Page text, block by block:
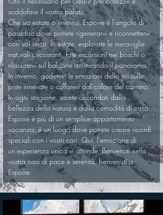
soddisfare il vostro palato.
Che sia estate o inverno, Espoire è l'angolo di
paradiso dove potrete rigenerarvi e riconnettervi
con voi stessi. In estate, esplorate le meraviglie
naturali circostanti, fate escursioni nei boschi o
rilassatevi sul balcone ammirando il panorama.
In inverno, godetevi le emozioni dello sci sulle
piste innevate o cullatevi dal calore del camino.
In ogni stagione, sarete circondati dalla
bellezza della natura e dalla comodità di casa.
Espoire è più di un semplice appartamento
vacanza; è un luogo dove potrete creare ricordi
speciali con i vostri cari. Qui, l'emozione di
un'esperienza unica vi attende. Benvenuti nella
vostra oasi di pace e serenità, benvenuti a
Espoire.